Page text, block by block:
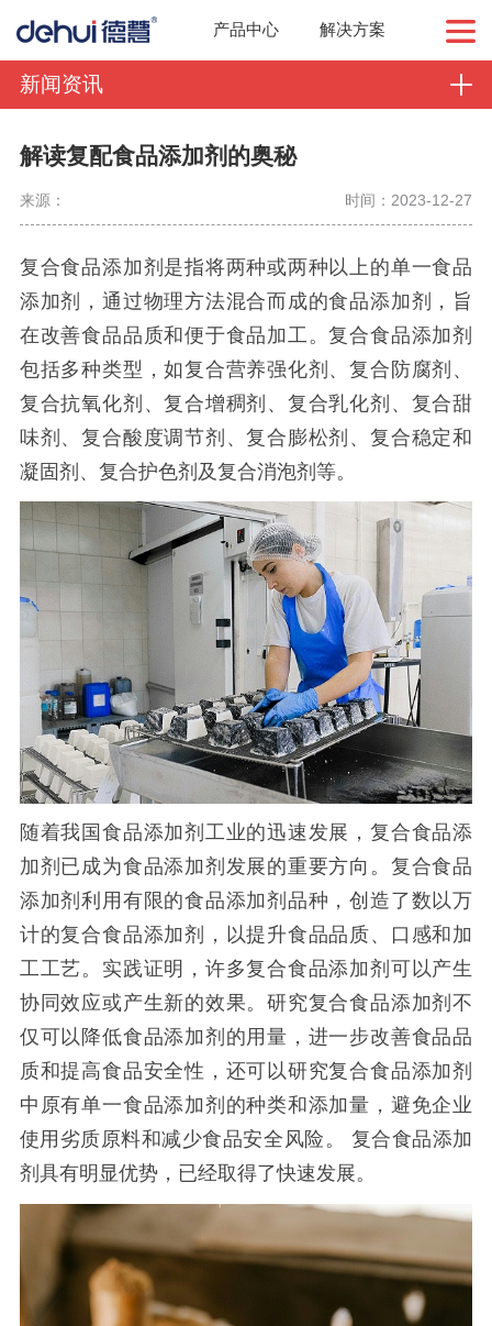
产品中心 解决方案
新闻资讯
解读复配食品添加剂的奥秘
来源： 时间：2023-12-27
复合食品添加剂是指将两种或两种以上的单一食品
添加剂，通过物理方法混合而成的食品添加剂，旨
在改善食品品质和便于食品加工。复合食品添加剂
包括多种类型，如复合营养强化剂、复合防腐剂、
复合抗氧化剂、复合增稠剂、复合乳化剂、复合甜
味剂、复合酸度调节剂、复合膨松剂、复合稳定和
凝固剂、复合护色剂及复合消泡剂等。
随着我国食品添加剂工业的迅速发展，复合食品添
加剂已成为食品添加剂发展的重要方向。复合食品
添加剂利用有限的食品添加剂品种，创造了数以万
计的复合食品添加剂，以提升食品品质、口感和加
工工艺。实践证明，许多复合食品添加剂可以产生
协同效应或产生新的效果。研究复合食品添加剂不
仅可以降低食品添加剂的用量，进一步改善食品品
质和提高食品安全性，还可以研究复合食品添加剂
中原有单一食品添加剂的种类和添加量，避免企业
使用劣质原料和减少食品安全风险。
复合食品添加
剂具有明显优势，已经取得了快速发展。